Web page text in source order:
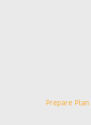
Prepare Plan
Prepare Plan